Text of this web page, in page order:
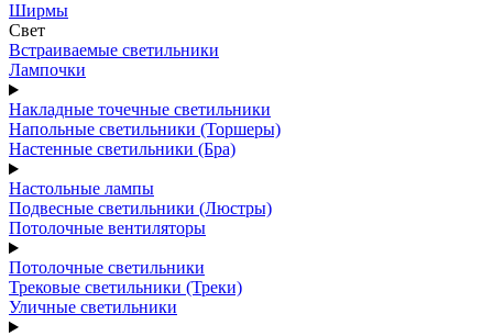
Ширмы
Свет
Встраиваемые светильники
Лампочки
Накладные точечные светильники
Напольные светильники (Торшеры)
Настенные светильники (Бра)
Настольные лампы
Подвесные светильники (Люстры)
Потолочные вентиляторы
Потолочные светильники
Трековые светильники (Треки)
Уличные светильники